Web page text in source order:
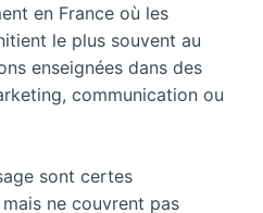
en France où les
le plus souvent au
enseignées dans des
communication ou
sont certes
ne couvrent pas